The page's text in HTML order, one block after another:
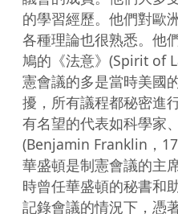
的學習經歷。他們對歐
各種理論也很熟悉。他
鳩的《法意》(Spirit of
憲會議的多是當時美國
擾，所有議程都秘密進
有名望的代表如科學家
(Benjamin Franklin，
華盛頓是制憲會議的主
時曾任華盛頓的秘書和
記錄會議的情況下，憑